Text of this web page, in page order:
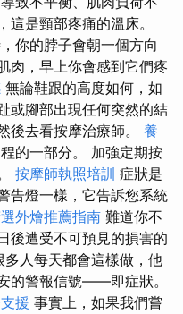
是頸部疼痛的溫床。
你的脖子會朝一個方向
肉，早上你會感到它們疼
無論鞋跟的高度如何，如
或腳部出現任何突然的結
後去看按摩治療師。 養
的一部分。 加強定期按
按摩師執照培訓 症狀是
告燈一樣，它告訴您系統
外燴推薦指南 難道你不
後遭受不可預見的損害的
多人每天都會這樣做，他
的警報信號——即症狀。
援 事實上，如果我們嘗